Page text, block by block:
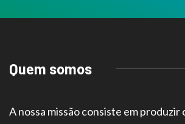
Quem somos
A nossa missão consiste em